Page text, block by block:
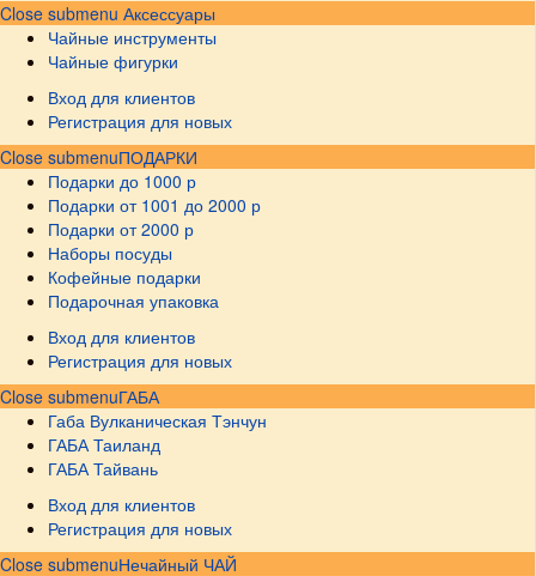
Close submenu Аксессуары
Чайные инструменты
Чайные фигурки
Вход для клиентов
Регистрация для новых
Close submenuПОДАРКИ
Подарки до 1000 р
Подарки от 1001 до 2000 р
Подарки от 2000 р
Наборы посуды
Кофейные подарки
Подарочная упаковка
Вход для клиентов
Регистрация для новых
Close submenuГАБА
Габа Вулканическая Тэнчун
ГАБА Таиланд
ГАБА Тайвань
Вход для клиентов
Регистрация для новых
Close submenuНечайный ЧАЙ